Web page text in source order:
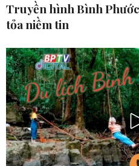
Truyền hình Bình
tỏa niềm tin